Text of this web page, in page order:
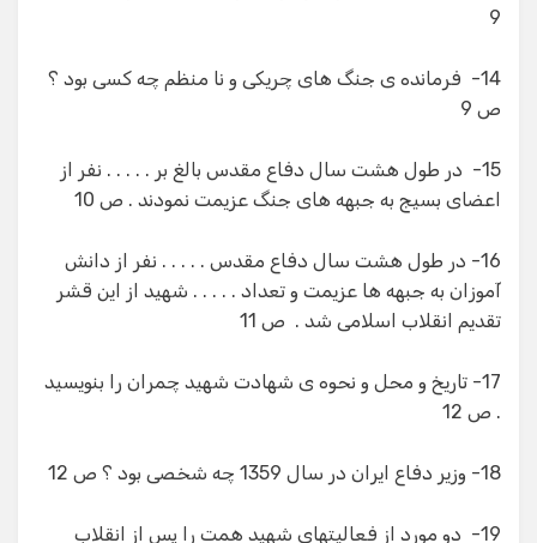
9
14- فرمانده ی جنگ های چریكی و نا منظم چه كسی بود ؟
ص 9
15- در طول هشت سال دفاع مقدس بالغ بر . . . . . نفر از
اعضای بسیج به جبهه های جنگ عزیمت نمودند . ص 10
16- در طول هشت سال دفاع مقدس . . . . . نفر از دانش
آموزان به جبهه ها عزیمت و تعداد . . . . . شهید از این قشر
تقدیم انقلاب اسلامی شد . ص 11
17- تاریخ و محل و نحوه ی شهادت شهید چمران را بنویسید
. ص 12
18- وزیر دفاع ایران در سال 1359 چه شخصی بود ؟ ص 12
19- دو مورد از فعالیتهای شهید همت را پس از انقلاب